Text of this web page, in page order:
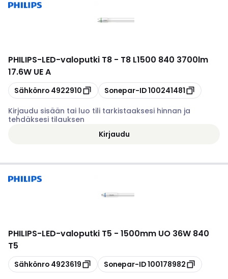
PHILIPS-LED-valoputki T8 - T8 L1500 840 3700lm
17.6W UE A
Kopioi
Sähkönro 4922910 Kopioi
Sonepar-ID100241481
Kirjaudu sisään tai luo tili tarkistaaksesi hinnan ja
tehdäksesi tilauksen
Kirjaudu
PHILIPS-LED-valoputki T5 - 1500mm UO 36W 840
T5
Kopioi
Sähkönro 4923619 Kopioi
Sonepar-ID100178982